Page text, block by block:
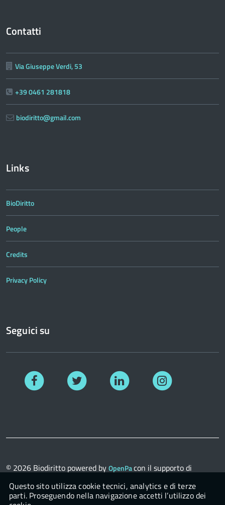
Contatti
Via Giuseppe Verdi, 53
+39 0461 281818
biodiritto@gmail.com
Links
BioDiritto
People
Credits
Privacy Policy
Seguici su
Facebook Linkedin
© 2026 Biodiritto powered byOpenPacon il supporto di
Questo sito utilizza cookie tecnici, analytics e di terze
parti. Proseguendo nella navigazione accetti l’utilizzo dei